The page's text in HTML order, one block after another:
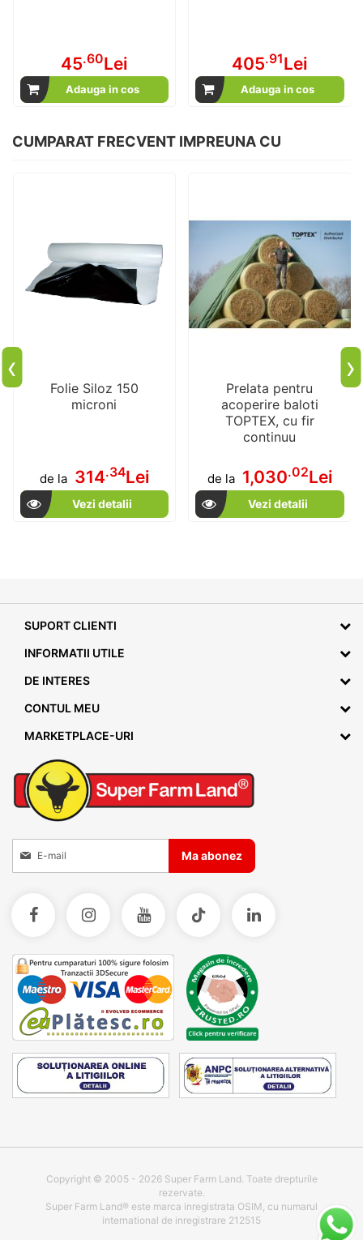
45.60Lei
Adauga in cos
405.91Lei
Adauga in cos
CUMPARAT FRECVENT IMPREUNA CU
Folie Siloz 150
microni
de la 314.34Lei
Vezi detalii
Prelata pentru
acoperire baloti
TOPTEX, cu fir
continuu
de la 1,030.02Lei
Vezi detalii
‹ ›
SUPORT CLIENTI
INFORMATII UTILE
DE INTERES
CONTUL MEU
MARKETPLACE-URI
Inscrieti-va la Buletinele noastre informative
Ma abonez
Copyright © 2005 - 2026 Super Farm Land. Toate drepturile
rezervate.
Super Farm Land® este marca inregistrata OSIM, cu numarul
international de inregistrare 212515